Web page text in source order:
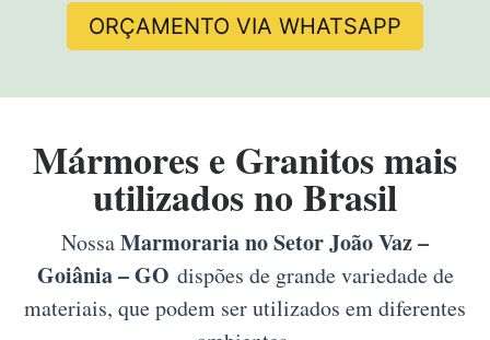
ORÇAMENTO VIA WHATSAPP
Mármores e Granitos mais
utilizados no Brasil
NossaMarmoraria no Setor João Vaz –
Goiânia – GO dispões de grande variedade de
materiais, que podem ser utilizados em diferentes